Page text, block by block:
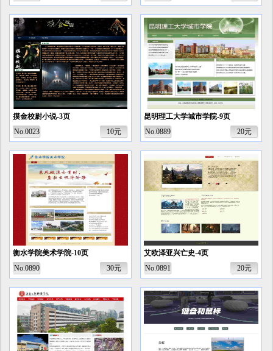
摸金校尉小说-3页
No.0023
10元
昆明理工大学城市学院-9页
No.0889
20元
衡水学院美术学院-10页
No.0890
30元
艾欧泽亚兴亡史-4页
No.0891
20元